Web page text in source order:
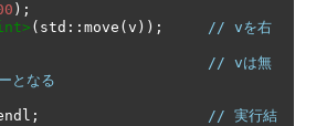
);
( std :: move ( v ));
// vを右
// vは無
となる
;
// 実行結